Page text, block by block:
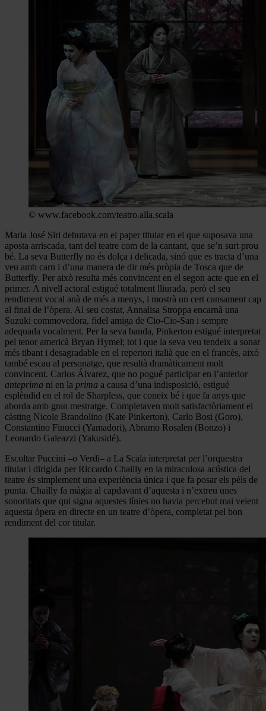
© www.facebook.com/teatro.alla.scala
Maria José Siri debutava en el paper titular en el que suposava una
aposta arriscada, tant del teatre com de la cantant, que se’n surt prou
bé. La seva Butterfly no és dolça i delicada, sinó que es tracta d’una
veu amb carn i d’una manera de dir més pròpia de Tosca que de
Butterfly. Per això resulta més convincent en el segon acte que en el
primer. A nivell actoral estigué totalment lliurada, però el seu
rendiment vocal anà de més a menys, i mostrà un cert cansament cap
al final de l’òpera. Al seu costat, Annalisa Stroppa encarnà una
Suzuki commovedora, fidel amiga de Cio-Cio-San i sempre
adequada vocalment. Per la seva banda, Pinkerton estigué interpretat
pel tenor americà Bryan Hymel; tot i que la seva veu tendeix a sonar
més tibant i desagradable en el repertori italià que en el francès, això
també escau al personatge, que resultà dramàticament molt
convincent. Carlos Álvarez, que no pogué participar en l’anterior
anteprima ni en la prima a causa d’una indisposició, estigué
esplèndid en el rol de Sharpless, que coneix bé i que fa anys que
aborda amb gran mestratge. Completaven molt satisfactòriament el
càsting Nicole Brandolino (Kate Pinkerton), Carlo Bosi (Goro),
Constantino Finucci (Yamadori), Abramo Rosalen (Bonzo) i
Leonardo Galeazzi (Yakusidé).
Escoltar Puccini –o Verdi– a La Scala interpretat per l’orquestra
titular i dirigida per Riccardo Chailly en la miraculosa acústica del
teatre és simplement una experiència única i que fa posar els pèls de
punta. Chailly fa màgia al capdavant d’aquesta i n’extreu unes
sonoritats que qui signa aquestes línies no havia percebut mai veient
aquesta òpera en directe en un teatre d’òpera, completat pel bon
rendiment del cor titular.